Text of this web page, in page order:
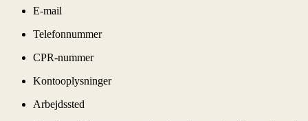
E-mail
Telefonnummer
CPR-nummer
Kontooplysninger
Arbejdssted